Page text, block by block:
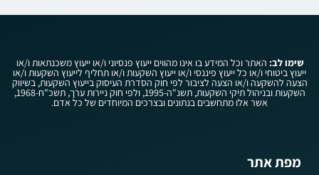
שימו לב: האתר וכל המידע בו אינו מהווים ייעוץ פנסיוני ו/או ייעוץ משכנתאות ו/או
ייעוץ ביטוחי ו/או כל ייעוץ פיננסי ו/או ייעוץ השקעות ו/או תחליף לייעוץ השקעות ו/או
הצעה להשקעה ו/או הצעה לציבור לפי חוק הסדרת העיסוק בייעוץ השקעות, בשיווק
השקעות ובניהול תיקי השקעות, תשנ"ה-1995, ולפי חוק ניירות ערך, תשכ"ח-1968,
אשר אלו מתחשבים בנתונים ובצרכים המיוחדים של כל אדם.
מפת אתר